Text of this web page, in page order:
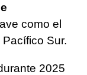
como el
Sur.
2025